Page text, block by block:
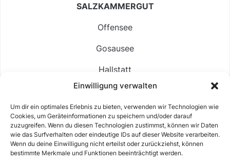
Einwilligung verwalten
Um dir ein optimales Erlebnis zu bieten, verwenden wir Technologien wie
Cookies, um Geräteinformationen zu speichern und/oder darauf
zuzugreifen. Wenn du diesen Technologien zustimmst, können wir Daten
wie das Surfverhalten oder eindeutige IDs auf dieser Website verarbeiten.
Wenn du deine Einwilligung nicht erteilst oder zurückziehst, können
bestimmte Merkmale und Funktionen beeinträchtigt werden.
SALZKAMMERGUT
Offensee
Gosausee
Hallstatt
Langbathsee
Altausseer See
Hintersee